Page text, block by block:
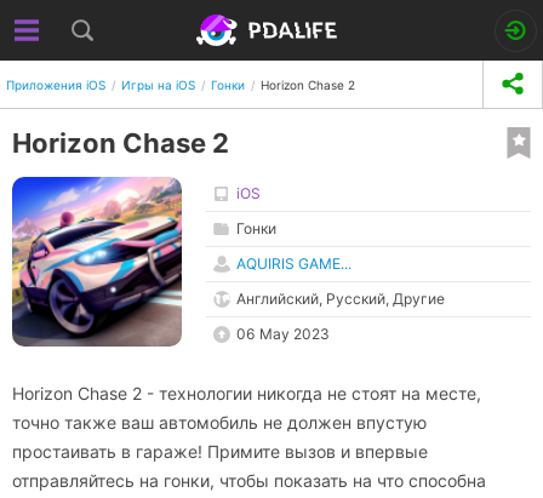
Приложения iOS Игры на iOS Гонки Horizon Chase 2
Horizon Chase 2
iOS
Гонки
AQUIRIS GAME...
Английский, Русский, Другие
06 May 2023
Horizon Chase 2 - технологии никогда не стоят на месте,
точно также ваш автомобиль не должен впустую
простаивать в гараже! Примите вызов и впервые
отправляйтесь на гонки, чтобы показать на что способна